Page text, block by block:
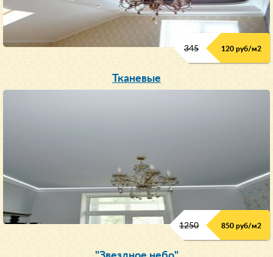
345 120 руб/м2
Тканевые
1250 850 руб/м2